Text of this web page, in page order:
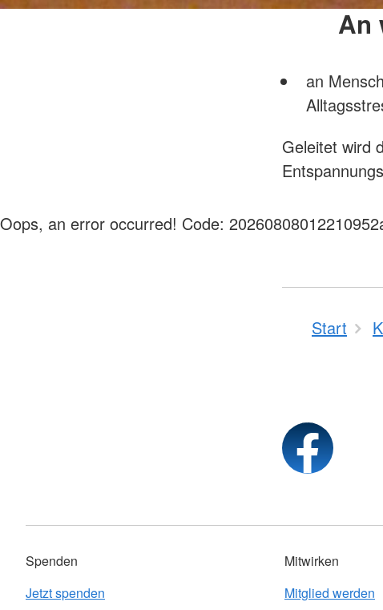
An
an
Geleitet wird
Oops, an error occurred! Code:
Start
Spenden
Jetzt spenden
Mitwirken
Mitglied werden